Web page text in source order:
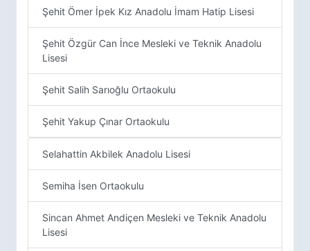
Şehit Ömer İpek Kız Anadolu İmam Hatip Lisesi
Şehit Özgür Can İnce Mesleki ve Teknik Anadolu
Lisesi
Şehit Salih Sarıoğlu Ortaokulu
Şehit Yakup Çınar Ortaokulu
Selahattin Akbilek Anadolu Lisesi
Semiha İsen Ortaokulu
Sincan Ahmet Andiçen Mesleki ve Teknik Anadolu
Lisesi